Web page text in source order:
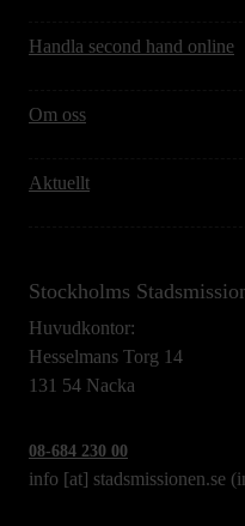
Handla second hand online
Om oss
Aktuellt
Stockholms
Huvudkontor:
Hesselmans Torg 14
131 54 Nacka
08-684 230 00
info [at] stadsmissionen.se